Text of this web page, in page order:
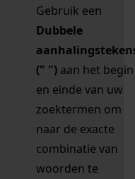
Gebruik een
Dubbele
(" ") aan het begin
en einde van uw
zoektermen om
naar de exacte
combinatie van
woorden te